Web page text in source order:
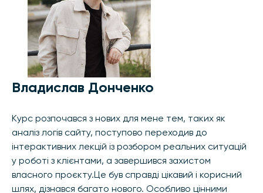
Владислав Донченко
Курс розпочався з нових для мене тем, таких як
аналіз логів сайту, поступово переходив до
інтерактивних лекцій із розбором реальних ситуацій
у роботі з клієнтами, а завершився захистом
власного проєкту.Це був справді цікавий і корисний
шлях, дізнався багато нового. Особливо цінними